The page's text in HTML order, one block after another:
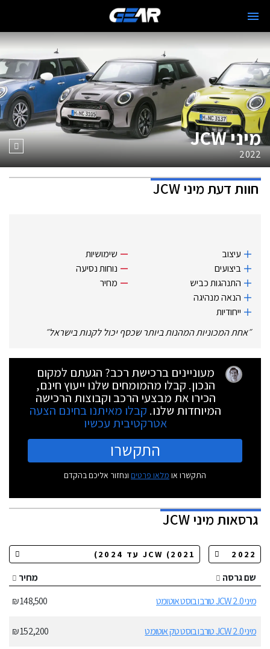
מיני JCW
2022
חוות דעתמיני JCW
עיצוב
ביצועים
התנהגות כביש
הנאה מנהיגה
ייחודיות
שימושיות
נוחות נסיעה
מחיר
״אחת המכוניות המהנות ביותר שכסף יכול לקנות בישראל״
מעוניינים ברכישת רכב? הגעתם למקום
הנכון. קבלו מהמומחים שלנו ייעוץ חינם,
הכירו את מבצעי הרכב וקבוצות הרכישה
המיוחדות שלנו. קבלו מאיתנו בחינם הצעה
אטרקטיבית עכשיו
התקשרו
התקשרו או מלאו פרטים ונחזור אליכם בהקדם
גרסאותמיני JCW
שם גרסה
מחיר
מיני JCW 2.0 טורבו בוסט אוטומט
148,500 ₪
מיני JCW 2.0 טורבו בוסט טק אוטומט
152,200 ₪